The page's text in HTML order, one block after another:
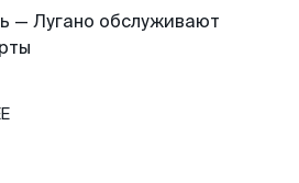
— Лугано обслуживают